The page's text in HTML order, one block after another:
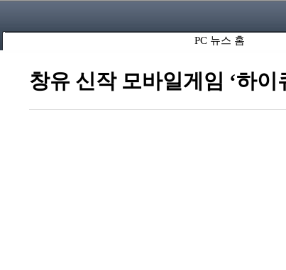
PC 뉴스 홈
창유 신작 모바일게임 ‘하